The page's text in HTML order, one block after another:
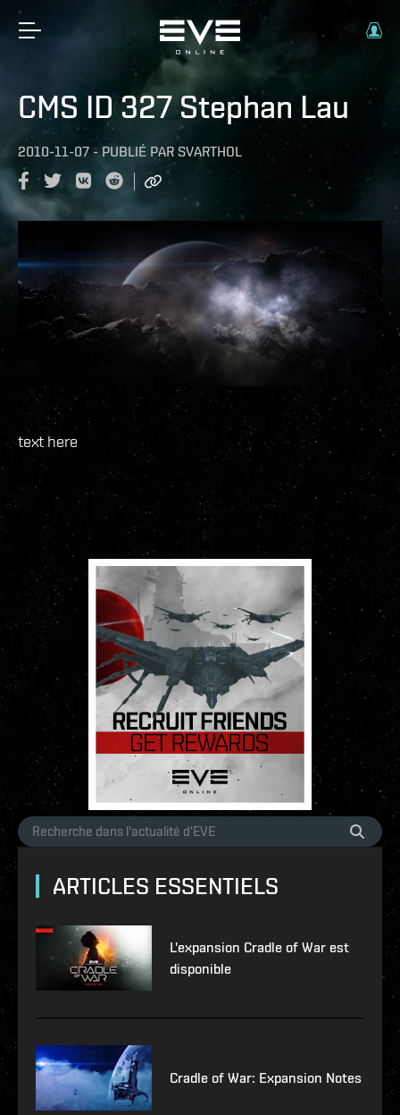
CMS ID 327 Stephan Lau
2010-11-07 - PUBLIÉ PAR SVARTHOL
text here
ARTICLES ESSENTIELS
L'expansion Cradle of War est
disponible
Cradle of War: Expansion Notes